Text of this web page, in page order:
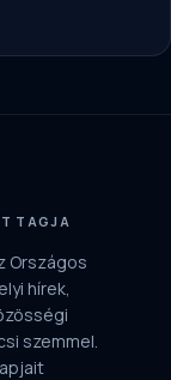
TAGJA
Országos
hírek,
szemmel.